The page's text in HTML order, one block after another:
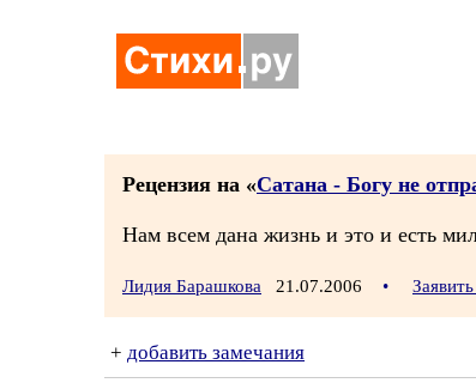
Рецензия на «Сатана - Богу не
Нам всем дана жизнь и это и есть
Лидия Барашкова 21.07.2006 •
+ добавить замечания